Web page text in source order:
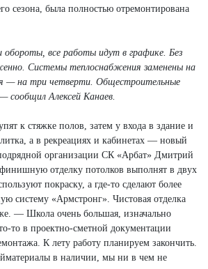
сезона, была полностью отремонтирована
все работы идут в графике. Без
Системы теплоснабжения заменены на
— на три четверти. Общестроительные
сообщил Алексей Канаев.
к стяжке полов, затем у входа в здание и
а в рекреациях и кабинетах — новый
организации СК «Арбат» Дмитрий
отделку потолков выполнят в двух
покраску, а где-то сделают более
систему «Армстронг». Чистовая отделка
— Школа очень большая, изначально
то в проектно-сметной документации
К лету работу планируем закончить.
в наличии, мы ни в чем не